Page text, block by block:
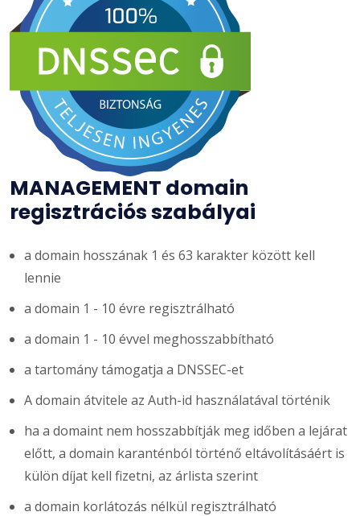
MANAGEMENT domain
regisztrációs szabályai
a domain hosszának 1 és 63 karakter között kell
lennie
a domain 1 - 10 évre regisztrálható
a domain 1 - 10 évvel meghosszabbítható
a tartomány támogatja a DNSSEC-et
A domain átvitele az Auth-id használatával történik
ha a domaint nem hosszabbítják meg időben a lejárat
előtt, a domain karanténból történő eltávolításáért is
külön díjat kell fizetni, az árlista szerint
a domain korlátozás nélkül regisztrálható